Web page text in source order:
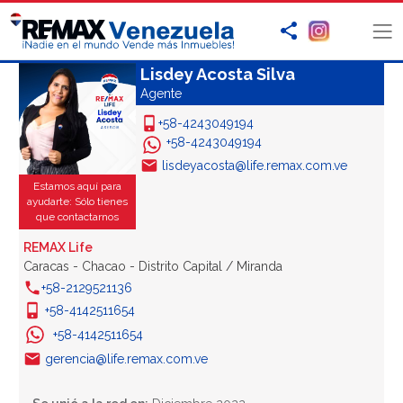
Estamos aquí para
ayudarte: Sólo tienes
que contactarnos
Lisdey Acosta Silva
Agente
+58-4243049194
+58-4243049194
lisdeyacosta@life.remax.com.ve
REMAX Life
Caracas - Chacao - Distrito Capital / Miranda
+58-2129521136
+58-4142511654
+58-4142511654
gerencia@life.remax.com.ve